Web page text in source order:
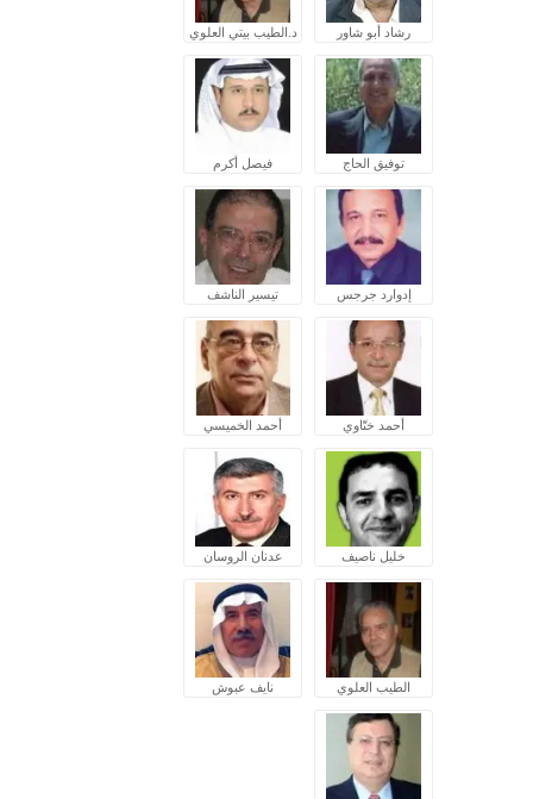
رشاد أبو شاور د.الطيب بيتي العلوي
توفيق الحاج فيصل أكرم
إدوارد جرجس تيسير الناشف
أحمد ختّاوي أحمد الخميسي
خليل ناصيف عدنان الروسان
الطيب العلوي نايف عبوش